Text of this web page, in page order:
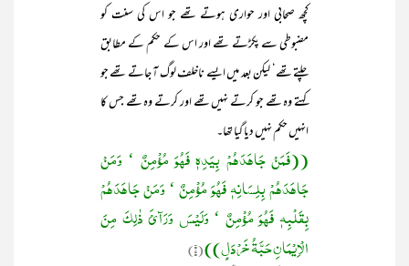
کچھ صحابی اور حواری ہوتے تھے جو اس کی سنت کو
مضبوطی سے پکڑتے تھے اور اس کے حکم کے مطابق
چلتے تھے‘ لیکن بعد میں ایسے ناخلف لوگ آ جاتے تھے جو
کہتے وہ تھے جو کرتے نہیں تھے اور کرتے وہ تھے جس کا
انہیں حکم نہیں دیا گیا تھا۔
((فَمَنْ جَاھَدَھُمْ بِیَدِہٖ فَھُوَ مُؤْمِنٌ ‘ وَمَنْ
جَاھَدَھُمْ بِلِسَانِہٖ فَھُوَ مُؤْمِنٌ ‘ وَمَنْ جَاھَدَھُمْ
بِقَلْبِہٖ فَھُوَ مُؤْمِنٌ ‘ وَلَیْسَ وَرَآئَ ذٰلِکَ مِنَ
الْاِیْمَانِ حَبَّۃُ خَرْدَلٍ))(۵)